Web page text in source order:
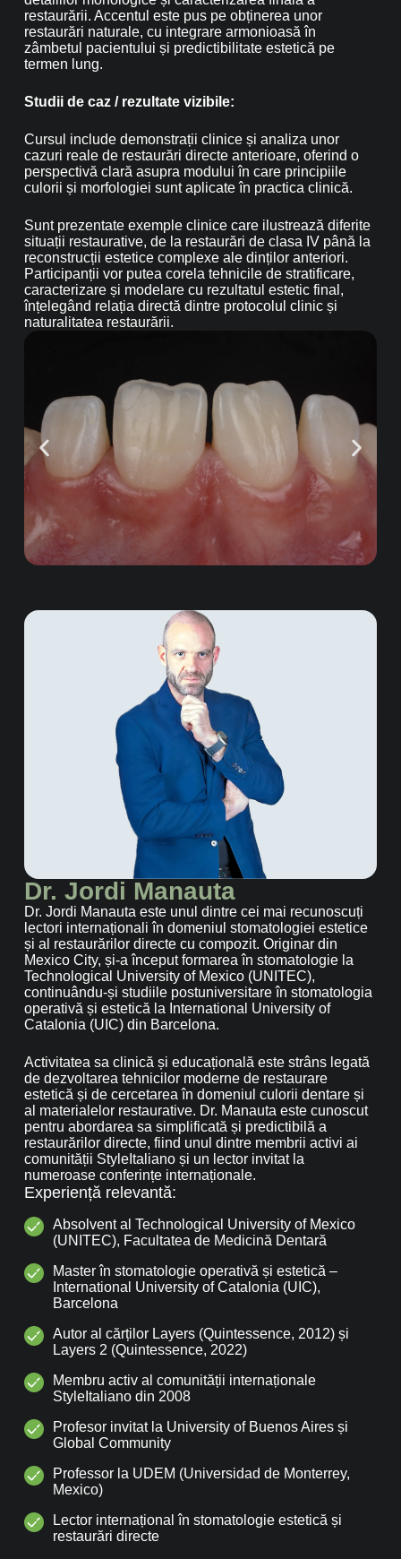
restaurării. Accentul este pus pe obținerea unor
restaurări naturale, cu integrare armonioasă în
zâmbetul pacientului și predictibilitate estetică pe
termen lung.
Studii de caz / rezultate vizibile:
Cursul include demonstrații clinice și analiza unor
cazuri reale de restaurări directe anterioare, oferind o
perspectivă clară asupra modului în care principiile
culorii și morfologiei sunt aplicate în practica clinică.
Sunt prezentate exemple clinice care ilustrează diferite
situații restaurative, de la restaurări de clasa IV până la
reconstrucții estetice complexe ale dinților anteriori.
Participanții vor putea corela tehnicile de stratificare,
caracterizare și modelare cu rezultatul estetic final,
înțelegând relația directă dintre protocolul clinic și
naturalitatea restaurării.
Dr. Jordi Manauta
Dr. Jordi Manauta este unul dintre cei mai recunoscuți
lectori internaționali în domeniul stomatologiei estetice
și al restaurărilor directe cu compozit. Originar din
Mexico City, și-a început formarea în stomatologie la
Technological University of Mexico (UNITEC),
continuându-și studiile postuniversitare în stomatologia
operativă și estetică la International University of
Catalonia (UIC) din Barcelona.
Activitatea sa clinică și educațională este strâns legată
de dezvoltarea tehnicilor moderne de restaurare
estetică și de cercetarea în domeniul culorii dentare și
al materialelor restaurative. Dr. Manauta este cunoscut
pentru abordarea sa simplificată și predictibilă a
restaurărilor directe, fiind unul dintre membrii activi ai
comunității StyleItaliano și un lector invitat la
numeroase conferințe internaționale.
Experiență relevantă:
Absolvent al Technological University of Mexico
(UNITEC), Facultatea de Medicină Dentară
Master în stomatologie operativă și estetică –
International University of Catalonia (UIC),
Barcelona
Autor al cărților Layers (Quintessence, 2012) și
Layers 2 (Quintessence, 2022)
Membru activ al comunității internaționale
StyleItaliano din 2008
Profesor invitat la University of Buenos Aires și
Global Community
Professor la UDEM (Universidad de Monterrey,
Mexico)
Lector internațional în stomatologie estetică și
restaurări directe